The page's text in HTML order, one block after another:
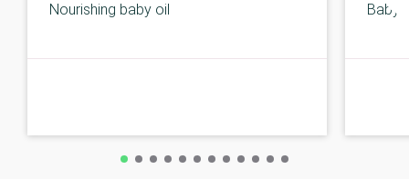
Nourishing baby oil Baby